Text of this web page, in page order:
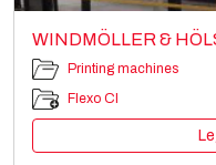
WINDMÖLLER &
Printing machines
Flexo CI